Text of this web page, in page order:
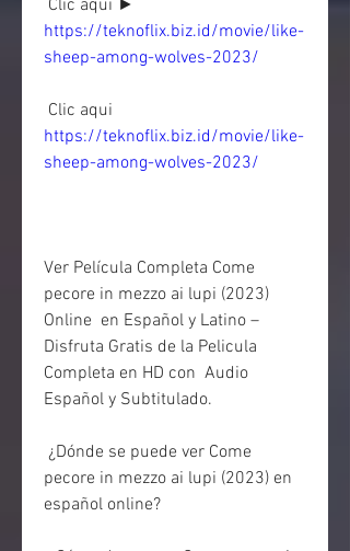
https://teknoflix.biz.id/movie/like-
sheep-among-wolves-2023/
https://teknoflix.biz.id/movie/like-
sheep-among-wolves-2023/
Ver Película Completa Come
pecore in mezzo ai lupi (2023)
Online  en Español y Latino –
Disfruta Gratis de la Pelicula
Completa en HD con  Audio
Español y Subtitulado.
pecore in mezzo ai lupi (2023) en
español online?